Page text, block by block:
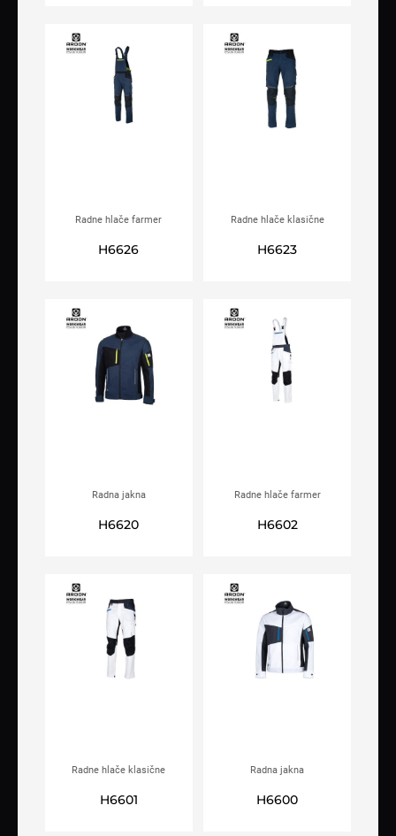
Radne hlače farmer
t.plave
H6626
Radne hlače klasične
t.plave
H6623
Radna jakna
t.plava
H6620
Radne hlače farmer
H6602
Radne hlače klasične
H6601
Radna jakna
H6600